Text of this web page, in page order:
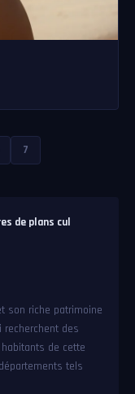
7
de plans cul
son riche patrimoine
des
de cette
tels